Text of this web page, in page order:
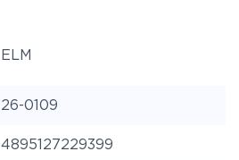
ELM
26-0109
4895127229399